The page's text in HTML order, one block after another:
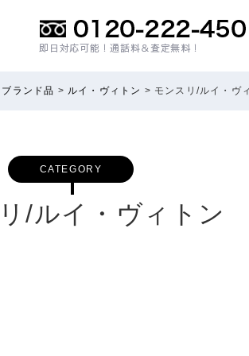
ブランド品 > ルイ・ヴィトン > モンスリ/ルイ・ヴ
CATEGORY
/ルイ・ヴィトン